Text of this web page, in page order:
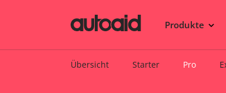
Produkte
Übersicht Starter Pro